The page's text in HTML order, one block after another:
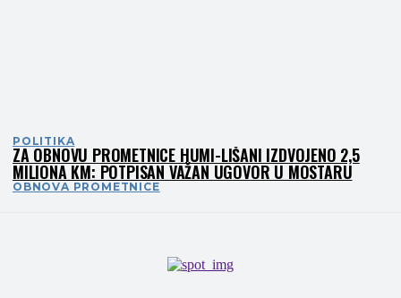
POLITIKA
ZA OBNOVU PROMETNICE HUMI-LIŠANI IZDVOJENO 2,5
MILIONA KM: POTPISAN VAŽAN UGOVOR U MOSTARU
OBNOVA PROMETNICE